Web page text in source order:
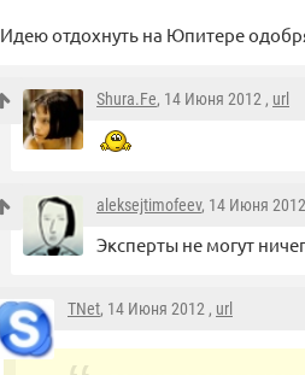
Идею отдохнуть на Юпитере
Shura.Fe, 14 Июня 2012 , url
aleksejtimofeev, 14 Июня
Эксперты не могут
TNet, 14 Июня 2012 , url